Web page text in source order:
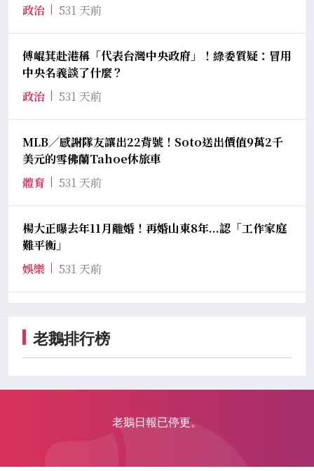
政治
531 天前
傅崐萁赴港稱「代表台灣中央政府」！綠委質疑：冒用
中央名義談了什麼？
政治
531 天前
MLB／感謝隊友讓出22背號！Soto送出價值9萬2千
美元的雪佛蘭Tahoe休旅車
體育
531 天前
楊大正曝去年11月離婚！再婚山東8年...認「工作家庭
難平衡」
娛樂
531 天前
老鵝排行榜
老鵝日報已停更。